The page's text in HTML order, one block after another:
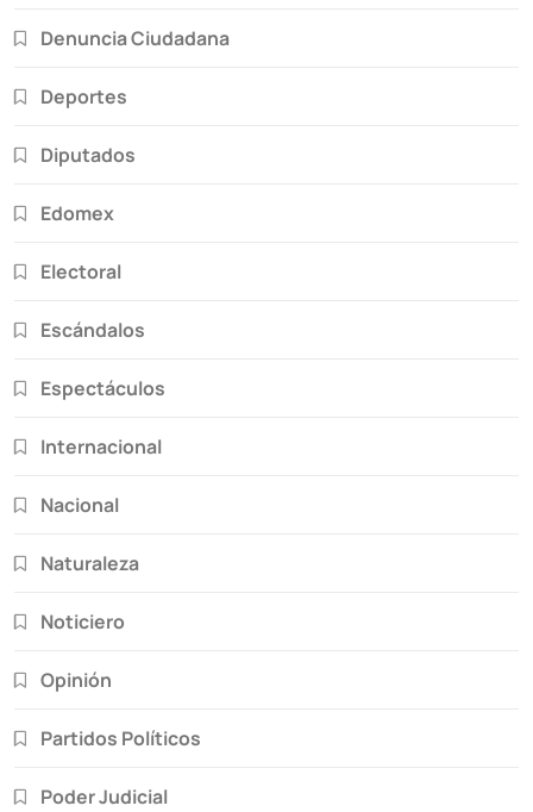
Denuncia Ciudadana
Deportes
Diputados
Edomex
Electoral
Escándalos
Espectáculos
Internacional
Nacional
Naturaleza
Noticiero
Opinión
Partidos Políticos
Poder Judicial